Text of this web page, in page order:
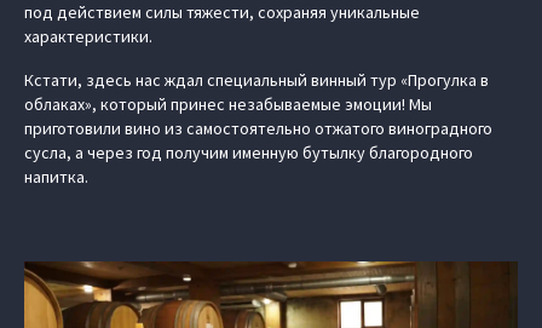
под действием силы тяжести, сохраняя уникальные
характеристики.
Кстати, здесь нас ждал специальный винный тур «Прогулка в
облаках», который принес незабываемые эмоции! Мы
приготовили вино из самостоятельно отжатого виноградного
сусла, а через год получим именную бутылку благородного
напитка.